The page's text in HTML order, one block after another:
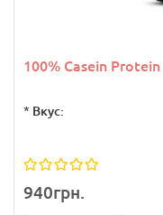
100% Casein
* Вкус:
940грн.